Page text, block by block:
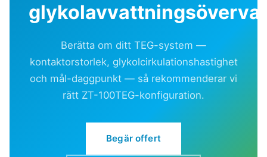
Berätta om ditt TEG-system —
kontaktorstorlek, glykolcirkulationshastighet
och mål-daggpunkt — så rekommenderar vi
rätt ZT-100TEG-konfiguration.
Begär offert